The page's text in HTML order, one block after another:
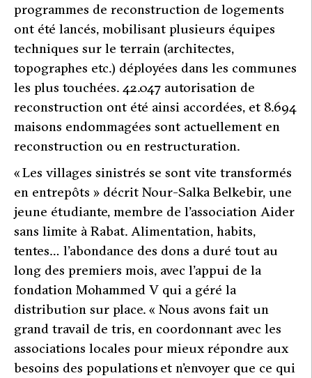
programmes de reconstruction de logements
ont été lancés, mobilisant plusieurs équipes
techniques sur le terrain (architectes,
topographes etc.) déployées dans les communes
les plus touchées. 42.047 autorisation de
reconstruction ont été ainsi accordées, et 8.694
maisons endommagées sont actuellement en
reconstruction ou en restructuration.
« Les villages sinistrés se sont vite transformés
en entrepôts » décrit Nour-Salka Belkebir, une
jeune étudiante, membre de l’association Aider
sans limite à Rabat. Alimentation, habits,
tentes… l’abondance des dons a duré tout au
long des premiers mois, avec l’appui de la
fondation Mohammed V qui a géré la
distribution sur place. « Nous avons fait un
grand travail de tris, en coordonnant avec les
associations locales pour mieux répondre aux
besoins des populations et n’envoyer que ce qui